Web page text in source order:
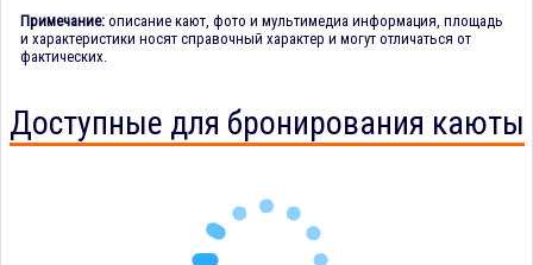
Примечание: описание кают, фото и мультимедиа информация, площадь
и характеристики носят справочный характер и могут отличаться от
фактических.
Доступные для бронирования каюты